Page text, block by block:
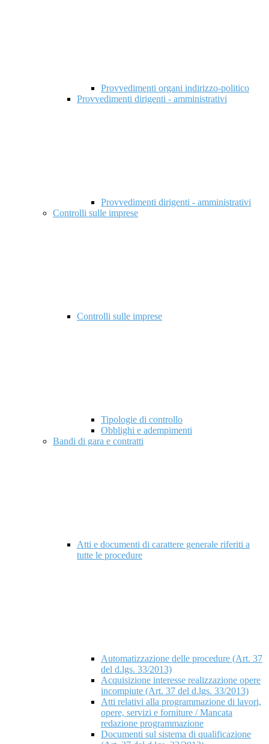
Provvedimenti organi indirizzo-politico
Provvedimenti dirigenti - amministrativi
Provvedimenti dirigenti - amministrativi
Controlli sulle imprese
Controlli sulle imprese
Tipologie di controllo
Obblighi e adempimenti
Bandi di gara e contratti
Atti e documenti di carattere generale riferiti a
tutte le procedure
Automatizzazione delle procedure (Art. 37
del d.lgs. 33/2013)
Acquisizione interesse realizzazione opere
incompiute (Art. 37 del d.lgs. 33/2013)
Atti relativi alla programmazione di lavori,
opere, servizi e forniture / Mancata
redazione programmazione
Documenti sul sistema di qualificazione